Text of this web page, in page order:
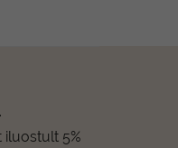
iluostult 5%